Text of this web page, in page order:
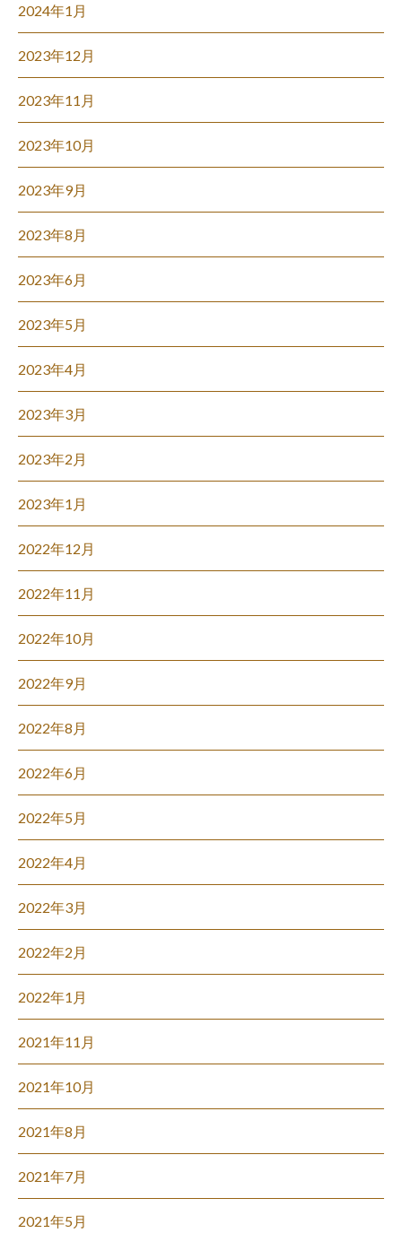
2024年1月
2023年12月
2023年11月
2023年10月
2023年9月
2023年8月
2023年6月
2023年5月
2023年4月
2023年3月
2023年2月
2023年1月
2022年12月
2022年11月
2022年10月
2022年9月
2022年8月
2022年6月
2022年5月
2022年4月
2022年3月
2022年2月
2022年1月
2021年11月
2021年10月
2021年8月
2021年7月
2021年5月